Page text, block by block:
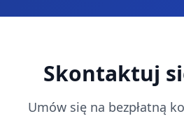
Skontaktuj
Umów się na bezpłatną